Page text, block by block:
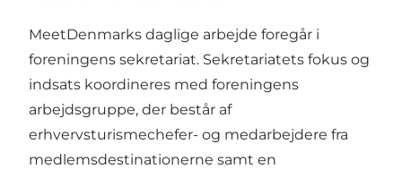
MeetDenmarks daglige arbejde foregår i
foreningens sekretariat. Sekretariatets fokus og
indsats koordineres med foreningens
arbejdsgruppe, der består af
erhvervsturismechefer- og medarbejdere fra
medlemsdestinationerne samt en